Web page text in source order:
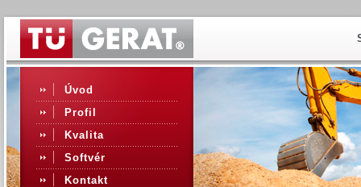
Úvod
Profil
Kvalita
Softvér
Kontakt